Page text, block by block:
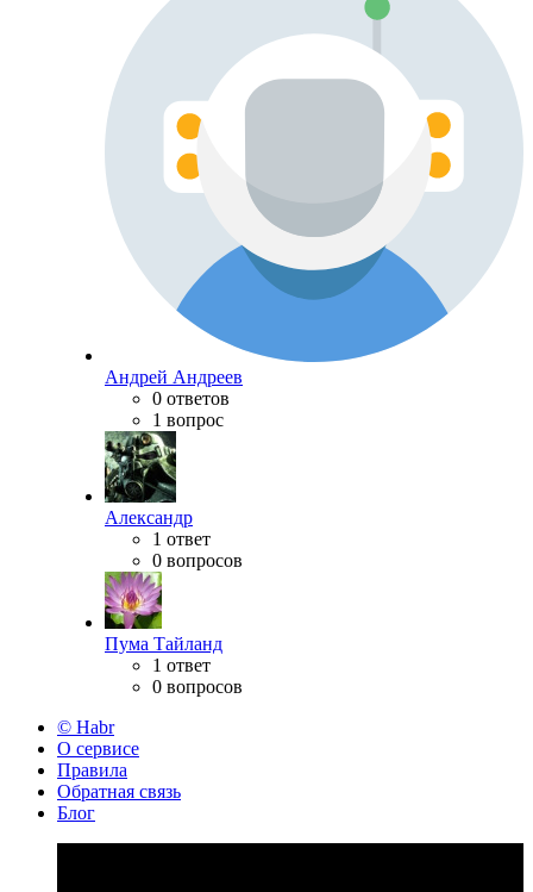
Андрей Андреев
0 ответов
1 вопрос
Александр
1 ответ
0 вопросов
Пума Тайланд
1 ответ
0 вопросов
© Habr
О сервисе
Правила
Обратная связь
Блог